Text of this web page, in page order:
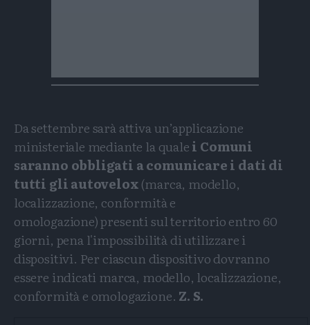
Da settembre sarà attiva un’applicazione
ministeriale mediante la qualei Comuni
saranno obbligati a comunicare i dati di
tutti gli autovelox(marca, modello,
localizzazione, conformità e
omologazione) presenti sul territorio entro 60
giorni, pena l'impossibilità di utilizzare i
dispositivi. Per ciascun dispositivo dovranno
essere indicati marca, modello, localizzazione,
conformità e omologazione. Z. S.